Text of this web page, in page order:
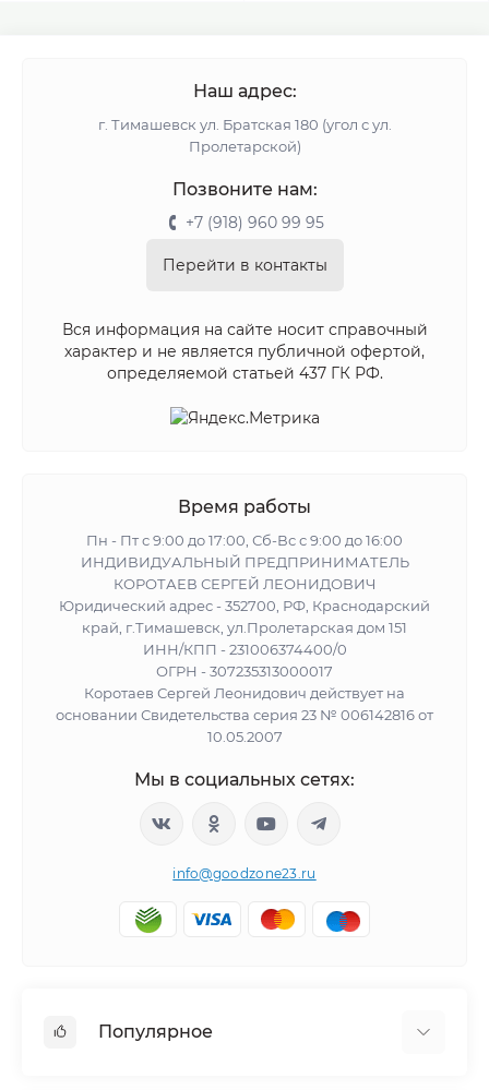
Наш адрес:
г. Тимашевск ул. Братская 180 (угол с ул.
Пролетарской)
Позвоните нам:
+7 (918) 960 99 95
Перейти в контакты
Вся информация на сайте носит справочный
характер и не является публичной офертой,
определяемой статьей 437 ГК РФ.
Время работы
Пн - Пт с 9:00 до 17:00, Сб-Вс с 9:00 до 16:00
ИНДИВИДУАЛЬНЫЙ ПРЕДПРИНИМАТЕЛЬ
КОРОТАЕВ СЕРГЕЙ ЛЕОНИДОВИЧ
Юридический адрес - 352700, РФ, Краснодарский
край, г.Тимашевск, ул.Пролетарская дом 151
ИНН/КПП - 231006374400/0
ОГРН - 307235313000017
Коротаев Сергей Леонидович действует на
основании Свидетельства серия 23 № 006142816 от
10.05.2007
Мы в социальных сетях:
info@goodzone23.ru
Популярное